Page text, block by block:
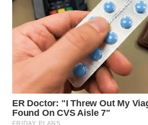
WN
PAKPAK
WN
KARAWANG
WN
BEKASI
WN